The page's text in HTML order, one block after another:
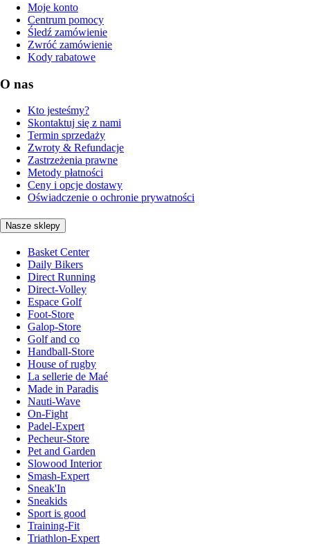
Moje konto
Centrum pomocy
Śledź zamówienie
Zwróć zamówienie
Kody rabatowe
O nas
Kto jesteśmy?
Skontaktuj się z nami
Termin sprzedaży
Zwroty & Refundacje
Zastrzeżenia prawne
Metody płatności
Ceny i opcje dostawy
Oświadczenie o ochronie prywatności
Nasze sklepy
Basket Center
Daily Bikers
Direct Running
Direct-Volley
Espace Golf
Foot-Store
Galop-Store
Golf and co
Handball-Store
House of rugby
La sellerie de Maé
Made in Paradis
Nauti-Wave
On-Fight
Padel-Expert
Pecheur-Store
Pet and Garden
Slowood Interior
Smash-Expert
Sneak'In
Sneakids
Sport is good
Training-Fit
Triathlon-Expert